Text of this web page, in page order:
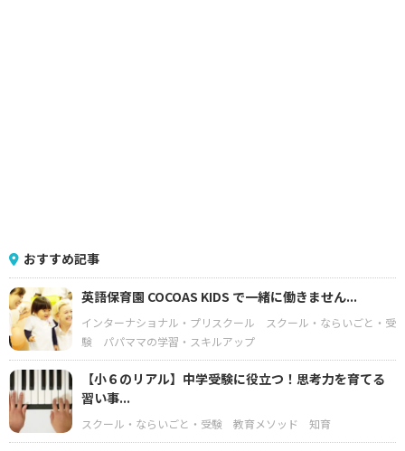
おすすめ記事
英語保育園 COCOAS KIDS で一緒に働きません...
インターナショナル・プリスクール
スクール・ならいごと・受
験
パパママの学習・スキルアップ
【小６のリアル】中学受験に役立つ！思考力を育てる
習い事...
スクール・ならいごと・受験 教育メソッド 知育